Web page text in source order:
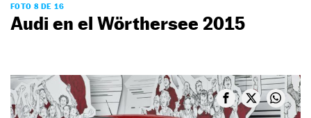
FOTO 8 DE 16
Audi en el Wörthersee 2015